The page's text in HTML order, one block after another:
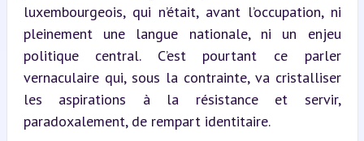
luxembourgeois, qui n’était, avant l’occupation, ni
pleinement une langue nationale, ni un enjeu
politique central. C’est pourtant ce parler
vernaculaire qui, sous la contrainte, va cristalliser
les aspirations à la résistance et servir,
paradoxalement, de rempart identitaire.